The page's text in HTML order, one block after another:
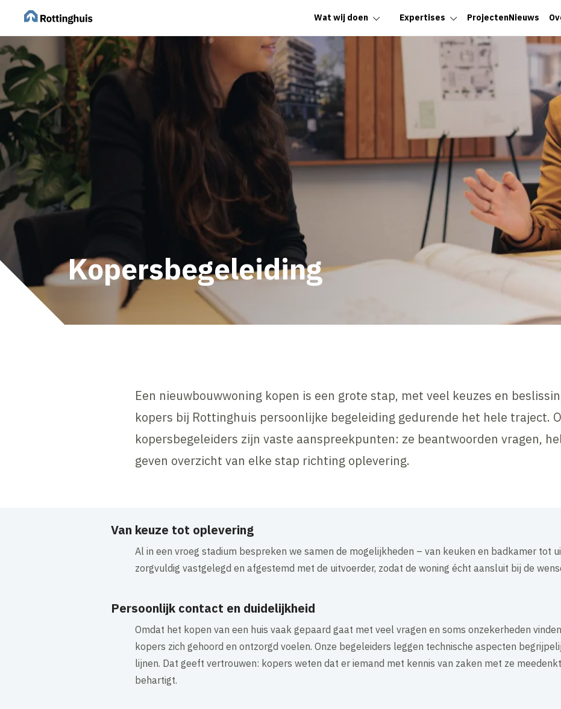
Wat wij doen Expertises ProjectenNieuws
Kopersbegeleiding
Een nieuwbouwwoning kopen is een grote stap, met veel keuzes en
kopers bij Rottinghuis persoonlijke begeleiding gedurende het hele traject.
kopersbegeleiders zijn vaste aanspreekpunten: ze beantwoorden vragen,
geven overzicht van elke stap richting oplevering.
Van keuze tot oplevering
Al in een vroeg stadium bespreken we samen de mogelijkheden – van keuken en badkamer tot
zorgvuldig vastgelegd en afgestemd met de uitvoerder, zodat de woning écht aansluit bij de
Persoonlijk contact en duidelijkheid
Omdat het kopen van een huis vaak gepaard gaat met veel vragen en soms onzekerheden
kopers zich gehoord en ontzorgd voelen. Onze begeleiders leggen technische aspecten
lijnen. Dat geeft vertrouwen: kopers weten dat er iemand met kennis van zaken met ze
behartigt.